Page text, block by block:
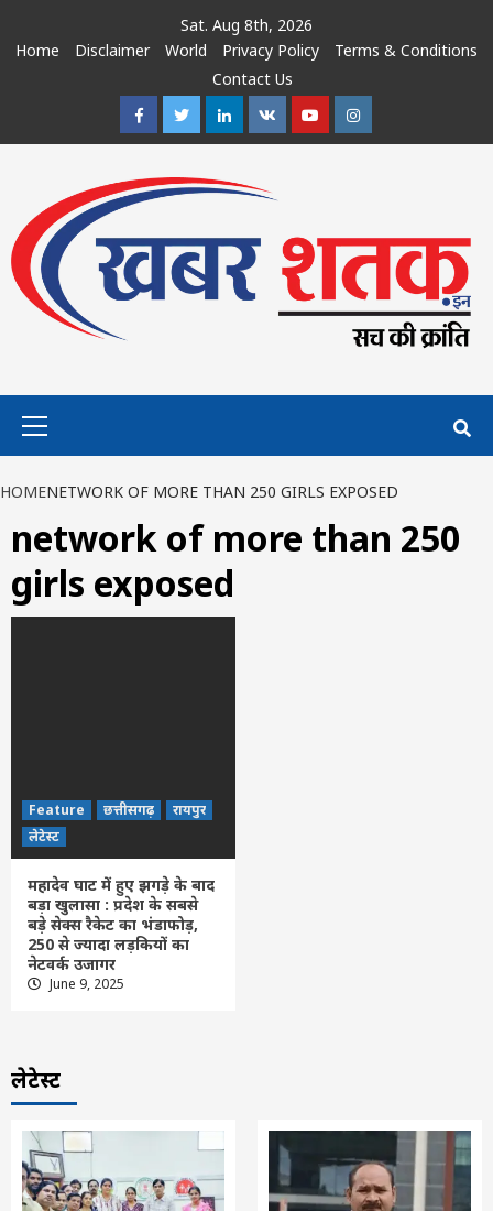
Sat. Aug 8th, 2026
Home
Disclaimer World Privacy Policy
Terms & Conditions
Contact Us
FacebookTwitterLinkedin
VK YoutubeInstagram
HOMENETWORK OF MORE THAN 250 GIRLS EXPOSED
network of more than 250
girls exposed
Feature छत्तीसगढ़
रायपुर
लेटेस्ट
महादेव घाट में हुए झगड़े के बाद
बड़ा खुलासा : प्रदेश के सबसे
बड़े सेक्स रैकेट का भंडाफोड़,
250 से ज्यादा लड़कियों का
नेटवर्क उजागर
June 9, 2025
लेटेस्ट